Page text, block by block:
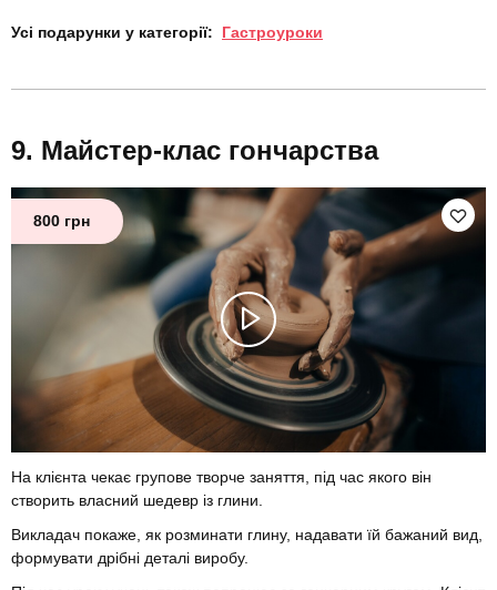
Усі подарунки у категорії: Гастроуроки
Майстер-клас гончарства
800 грн
На клієнта чекає групове творче заняття, під час якого він
створить власний шедевр із глини.
Викладач покаже, як розминати глину, надавати їй бажаний вид,
формувати дрібні деталі виробу.